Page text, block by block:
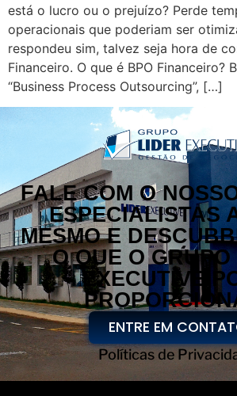
está o lucro ou o prejuízo? Perde
operacionais que poderiam ser
respondeu sim, talvez seja hora de
Financeiro. O que é BPO Financeiro?
“Business Process Outsourcing”, […]
FALE COM O
ESPECIALISTAS
MESMO E
O QUE O
EXECUTIVE
ENTRE EM
Políticas de